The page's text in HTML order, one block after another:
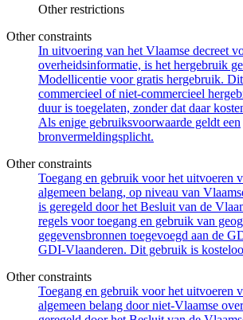
Other restrictions
Other constraints
In uitvoering van het Vlaamse decreet
overheidsinformatie, is het hergebruik
Modellicentie voor gratis hergebruik.
commercieel of niet-commercieel
duur is toegelaten, zonder dat daar
Als enige gebruiksvoorwaarde geldt een
bronvermeldingsplicht.
Other constraints
Toegang en gebruik voor het uitvoeren
algemeen belang, op niveau van
is geregeld door het Besluit van de
regels voor toegang en gebruik van
gegevensbronnen toegevoegd aan de
GDI-Vlaanderen. Dit gebruik is
Other constraints
Toegang en gebruik voor het uitvoeren
algemeen belang door niet-Vlaamse